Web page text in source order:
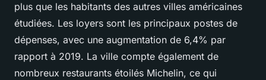
plus que les habitants des autres villes américaines
étudiées. Les loyers sont les principaux postes de
dépenses, avec une augmentation de 6,4% par
rapport à 2019. La ville compte également de
nombreux restaurants étoilés Michelin, ce qui